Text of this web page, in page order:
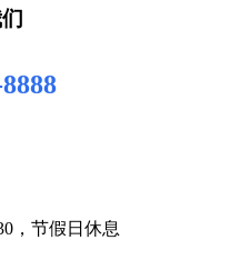
，节假日休息